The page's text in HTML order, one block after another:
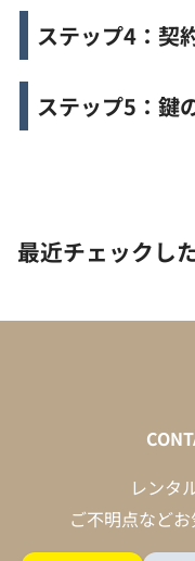
ステップ4： 契
ステップ5：鍵
最近チェックし
レンタ
ご不明点など